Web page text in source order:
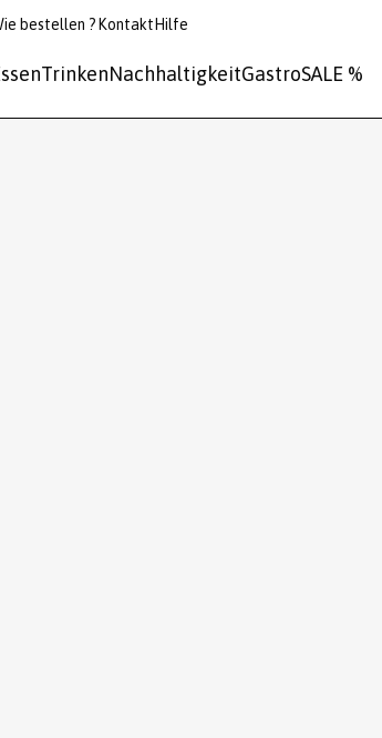
bestellen ? Kontakt Hilfe
TrinkenNachhaltigkeitGastroSALE %